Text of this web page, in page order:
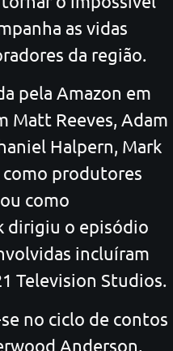
as vidas
da região.
pela Amazon em
Matt Reeves, Adam
Halpern, Mark
produtores
como
dirigiu o episódio
incluíram
Television Studios.
no ciclo de contos
Anderson,